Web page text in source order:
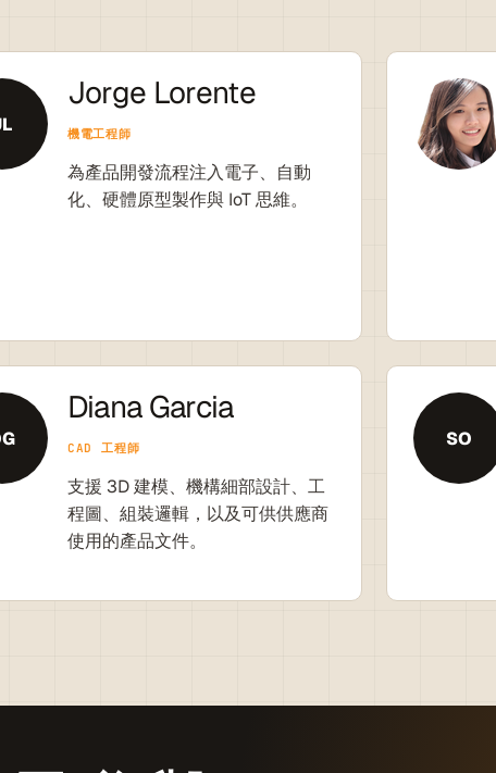
Jorge Lorente
機電工程師
為產品開發流程注入電子、自動
化、硬體原型製作與 IoT 思維。
Diana Garcia
CAD 工程師
支援 3D 建模、機構細部設計、工
程圖、組裝邏輯，以及可供供應商
使用的產品文件。
SO